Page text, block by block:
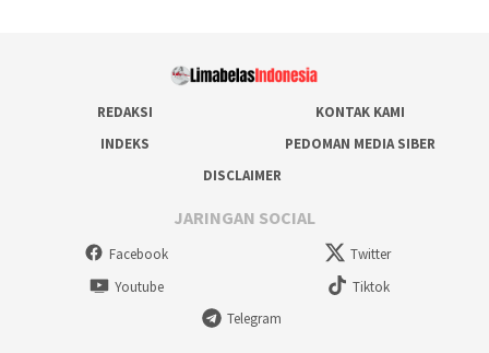
REDAKSI
KONTAK KAMI
INDEKS
PEDOMAN MEDIA SIBER
DISCLAIMER
JARINGAN SOCIAL
Facebook
Twitter
Youtube
Tiktok
Telegram